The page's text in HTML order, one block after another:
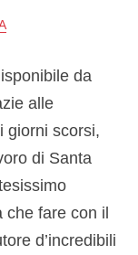
da
alle
giorni scorsi,
di Santa
fare con il
d’incredibili